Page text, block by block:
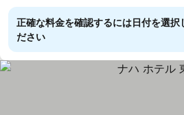
正確な料金を確認するには日付を選択
ださい